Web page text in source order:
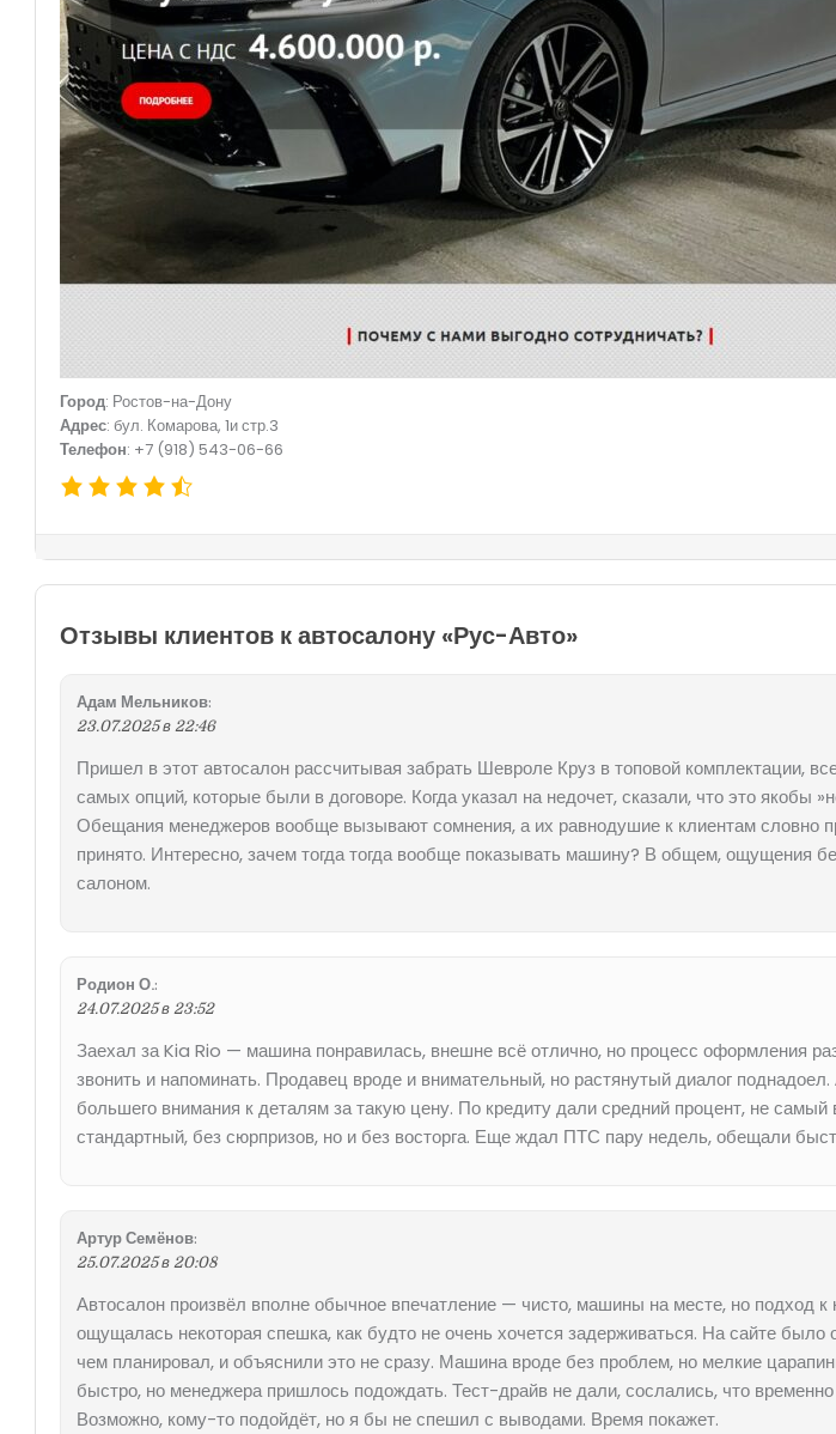
Город: Ростов-на-Дону
Адрес: бул. Комарова, 1и стр.3
Телефон: +7 (918) 543-06-66
Отзывы клиентов к автосалону «Рус-Авто»
Адам Мельников:
23.07.2025 в 22:46
Пришел в этот автосалон рассчитывая забрать Шевроле Круз в топовой комплектации,
самых опций, которые были в договоре. Когда указал на недочет, сказали, что это
Обещания менеджеров вообще вызывают сомнения, а их равнодушие к клиентам словно
принято. Интересно, зачем тогда тогда вообще показывать машину? В общем, ощущения
салоном.
Родион О.:
24.07.2025 в 23:52
Заехал за Kia Rio — машина понравилась, внешне всё отлично, но процесс оформления
звонить и напоминать. Продавец вроде и внимательный, но растянутый диалог
большего внимания к деталям за такую цену. По кредиту дали средний процент, не
стандартный, без сюрпризов, но и без восторга. Еще ждал ПТС пару недель, обещали
Артур Семёнов:
25.07.2025 в 20:08
Автосалон произвёл вполне обычное впечатление — чисто, машины на месте, но подход
ощущалась некоторая спешка, как будто не очень хочется задерживаться. На сайте
чем планировал, и объяснили это не сразу. Машина вроде без проблем, но мелкие
быстро, но менеджера пришлось подождать. Тест-драйв не дали, сослались, что
Возможно, кому-то подойдёт, но я бы не спешил с выводами. Время покажет.